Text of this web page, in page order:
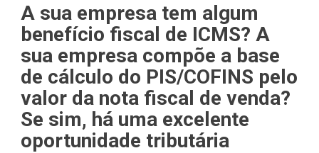
A sua empresa tem algum
benefício fiscal de ICMS? A
sua empresa compõe a base
de cálculo do PIS/COFINS pelo
valor da nota fiscal de venda?
Se sim, há uma excelente
oportunidade tributária